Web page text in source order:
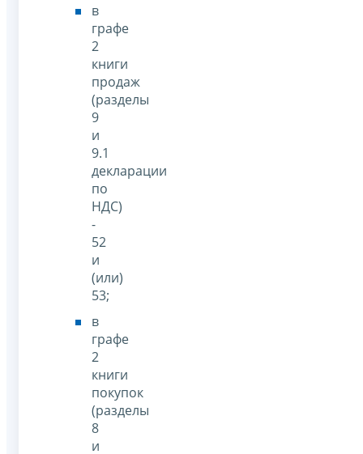
в
графе
2
книги
продаж
(разделы
9
и
9.1
декларации
по
НДС)
-
52
и
(или)
53;
в
графе
2
книги
покупок
(разделы
8
и